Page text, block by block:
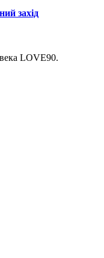
захід
LOVE90.